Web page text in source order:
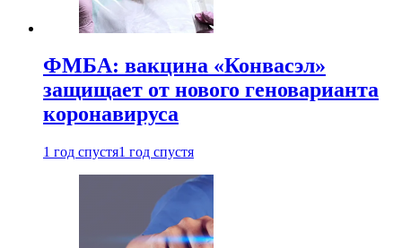
ФМБА: вакцина «Конвасэл»
защищает от нового геноварианта
коронавируса
1 год спустя1 год спустя